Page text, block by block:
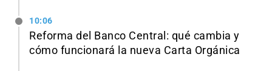
10:06
Reforma del Banco Central: qué cambia y
cómo funcionará la nueva Carta Orgánica